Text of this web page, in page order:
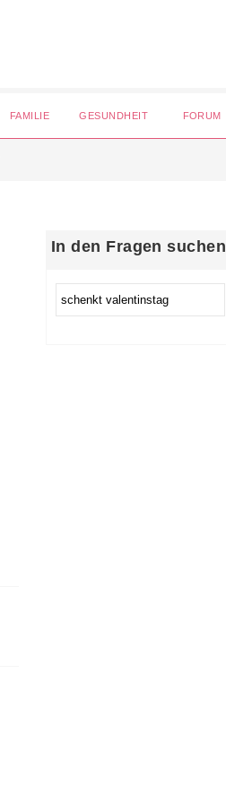
FAMILIE GESUNDHEIT FORUM
In den Fragen suchen